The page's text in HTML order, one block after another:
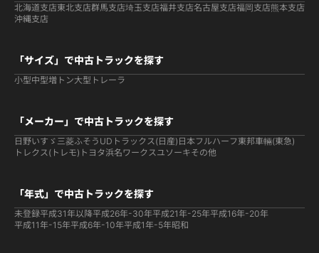
北海道支店東北支店群馬支店埼玉支店福井支店名古屋支店福岡支店熊本支店
沖縄支店
「サイズ」で中古トラックを探す
小型中型増トン大型 トレーラ
「メーカー」で中古トラックを探す
日野いすゞ 三菱ふそう UDトラックス(日産) 日本フルハーフ 東邦車輛(東急)
トレクス(トレモ) トヨタ浜名ワークス ユソーキその他
「年式」で中古トラックを探す
未登録平成31年以降平成26年-30年平成21年-25年平成16年-20年
平成11年-15年平成6年-10年平成1年-5年昭和